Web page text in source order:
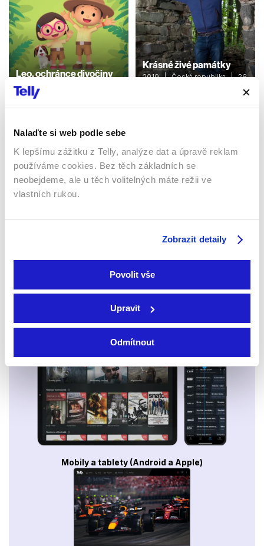
Nalaďte si web podle sebe
K lepšímu zážitku z Telly, analýze dat a úpravě reklam
používáme cookies. Bez těch základních se
neobejdeme, ale u těch volitelných máte režii ve
vlastních rukou.
Zobrazit detaily
Povolit vše
Upravit
Odmítnout
Leo, ochránce divočiny
2015 | Singapur | 11 min
Dokumenty / Cestopisný
Krásné živé památky
2019 | Česká republika | 26
Sledujte kdekoliv až na 6 zařízeních
Sledovat internetovou televizi jde odkudkoliv
po celé EU, a to až na 6 zařízeních.
Smart TV - Android, Google, Samsung, LG, VIDAA
Mobily a tablety (Android a Apple)